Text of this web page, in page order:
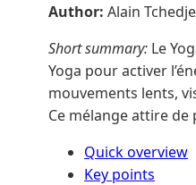
Author: Alain
Short summary: Le
Yoga pour activer
mouvements lents,
Ce mélange attire
Quick overview
Key points